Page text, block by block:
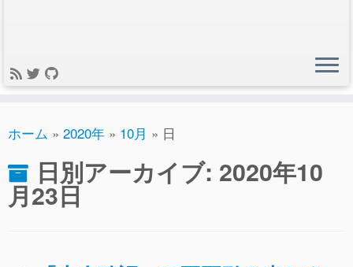
ホーム » 2020年 » 10月 » 日
日別アーカイブ: 2020年10
月23日